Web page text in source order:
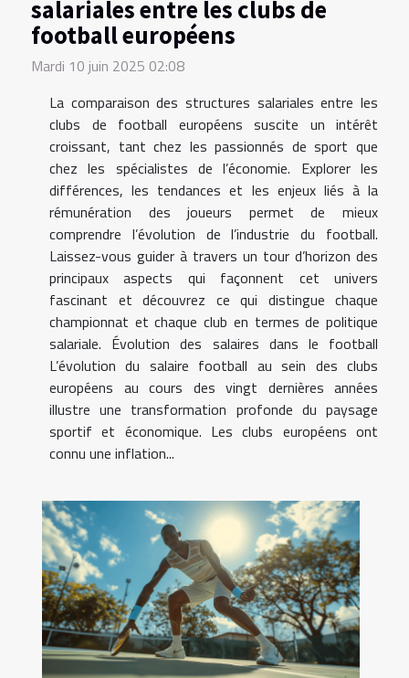
salariales entre les clubs de
football européens
Mardi 10 juin 2025 02:08
La comparaison des structures salariales entre les
clubs de football européens suscite un intérêt
croissant, tant chez les passionnés de sport que
chez les spécialistes de l’économie. Explorer les
différences, les tendances et les enjeux liés à la
rémunération des joueurs permet de mieux
comprendre l’évolution de l’industrie du football.
Laissez-vous guider à travers un tour d’horizon des
principaux aspects qui façonnent cet univers
fascinant et découvrez ce qui distingue chaque
championnat et chaque club en termes de politique
salariale. Évolution des salaires dans le football
L’évolution du salaire football au sein des clubs
européens au cours des vingt dernières années
illustre une transformation profonde du paysage
sportif et économique. Les clubs européens ont
connu une inflation...